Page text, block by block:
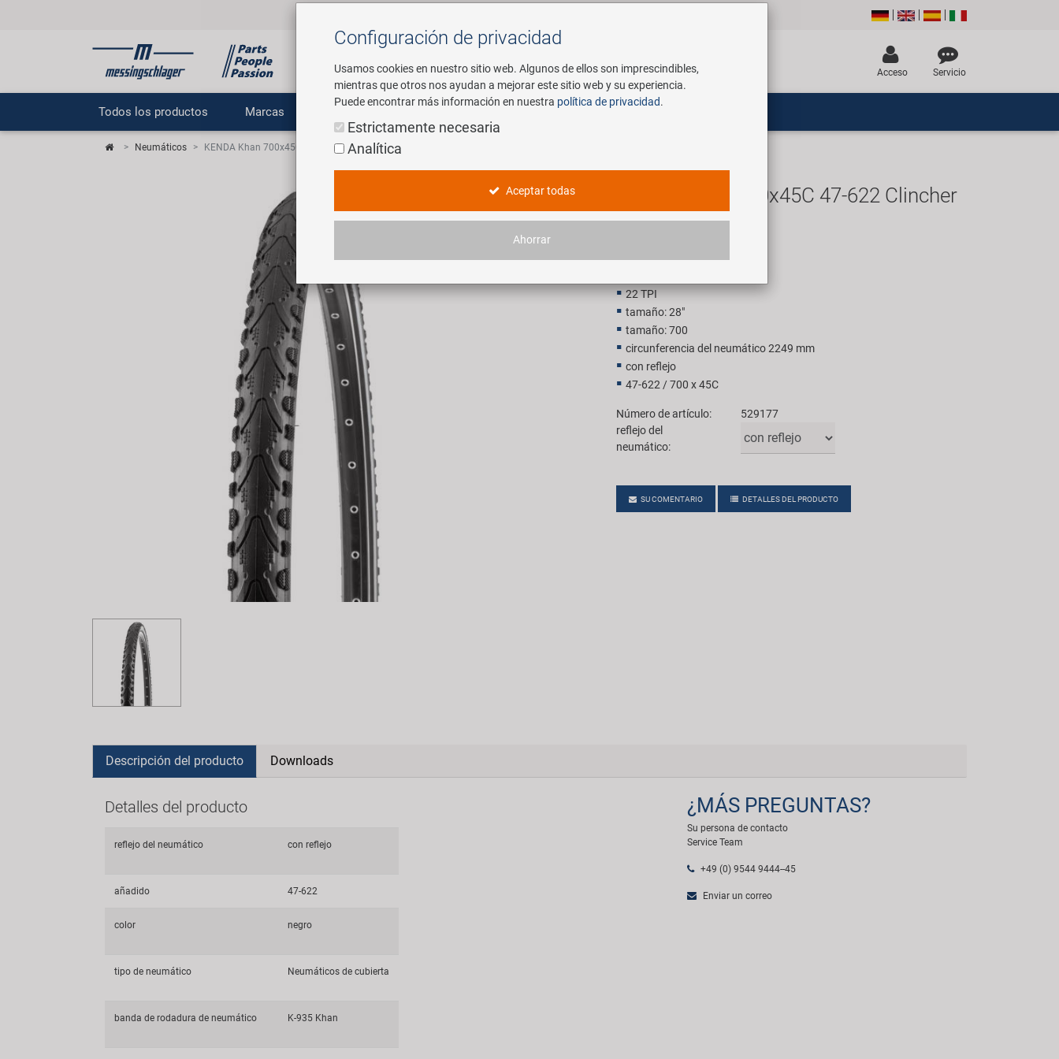
Buscar
Acceso Servicio
Todos los productos Marcas Servicio
Neumáticos KENDA Khan 700x45C 47-622 Clincher
KENDA Khan 700x45C 47-622 Clincher
22 TPI
tamaño: 28"
tamaño: 700
circunferencia del neumático 2249 mm
con reflejo
47-622 / 700 x 45C
Número de artículo:
529177
reflejo del
neumático:
SU COMENTARIO DETALLES DEL PRODUCTO
Descripción del producto Downloads
Detalles del producto
reflejo del neumático con reflejo
añadido 47-622
color negro
tipo de neumático Neumáticos de cubierta
banda de rodadura de neumático K-935 Khan
¿MÁS PREGUNTAS?
Su persona de contacto
Service Team
+49 (0) 9544 9444--45
Enviar un correo
Configuración de privacidad
Usamos cookies en nuestro sitio web. Algunos de ellos son imprescindibles,
mientras que otros nos ayudan a mejorar este sitio web y su experiencia.
Puede encontrar más información en nuestra política de privacidad.
Estrictamente necesaria
Analítica
Aceptar todas
Ahorrar